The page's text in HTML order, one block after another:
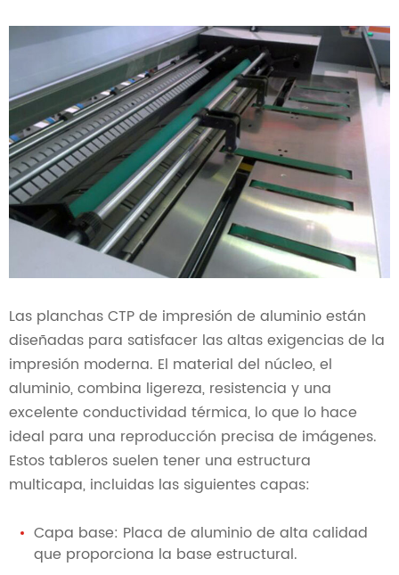
Las planchas CTP de impresión de aluminio están
diseñadas para satisfacer las altas exigencias de la
impresión moderna. El material del núcleo, el
aluminio, combina ligereza, resistencia y una
excelente conductividad térmica, lo que lo hace
ideal para una reproducción precisa de imágenes.
Estos tableros suelen tener una estructura
multicapa, incluidas las siguientes capas:
Capa base: Placa de aluminio de alta calidad
que proporciona la base estructural.